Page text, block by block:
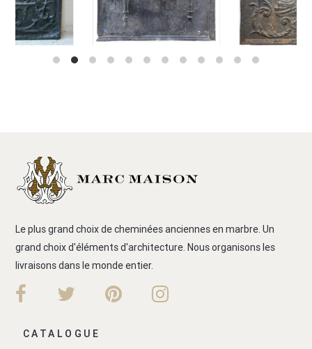
Le plus grand choix de cheminées anciennes en marbre. Un
grand choix d'éléments d'architecture. Nous organisons les
livraisons dans le monde entier.
CATALOGUE